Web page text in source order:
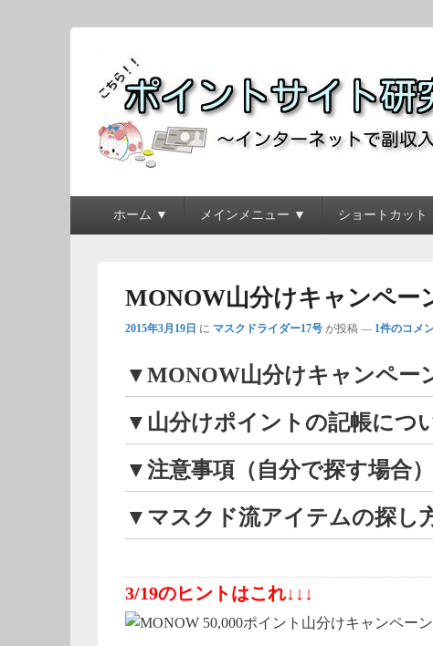
ポイントサイト研究所
ホーム ▼ メインメニュー ▼ ショートカット
MONOW山分けキャンペー
2015年3月19日 に マスクドライダー17号 が投稿 — 1件のコメ
▼MONOW山分けキャンペー
▼山分けポイントの記帳につ
▼注意事項（自分で探す場合）
▼マスクド流アイテムの探し
3/19のヒントはこれ↓↓↓